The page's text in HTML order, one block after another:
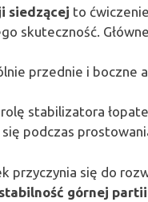
siedzącej to
skuteczność.
przednie i boczne
rolę stabilizatora
podczas
przyczynia się do
górnej